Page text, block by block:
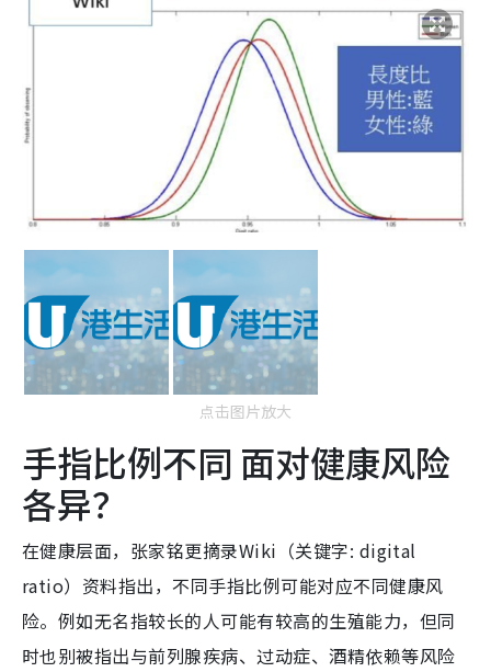
点击图片放大
手指比例不同 面对健康风险
各异？
在健康层面，张家铭更摘录Wiki（关键字: digital
ratio）资料指出，不同手指比例可能对应不同健康风
险。例如无名指较长的人可能有较高的生殖能力，但同
时也别被指出与前列腺疾病、过动症、酒精依赖等风险